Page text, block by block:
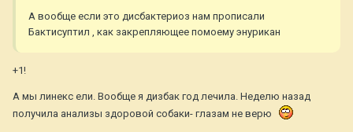
А вообще если это дисбактериоз нам прописали
Бактисуптил , как закрепляющее помоему энурикан
+1!
А мы линекс ели. Вообще я дизбак год лечила. Неделю назад
получила анализы здоровой собаки- глазам не верю